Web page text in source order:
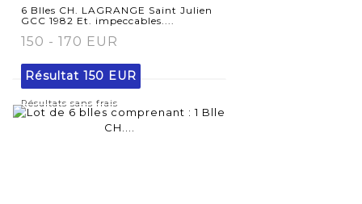
6 Blles CH. LAGRANGE Saint Julien
GCC 1982 Et. impeccables....
150 - 170 EUR
Résultat 150 EUR
Résultats sans frais